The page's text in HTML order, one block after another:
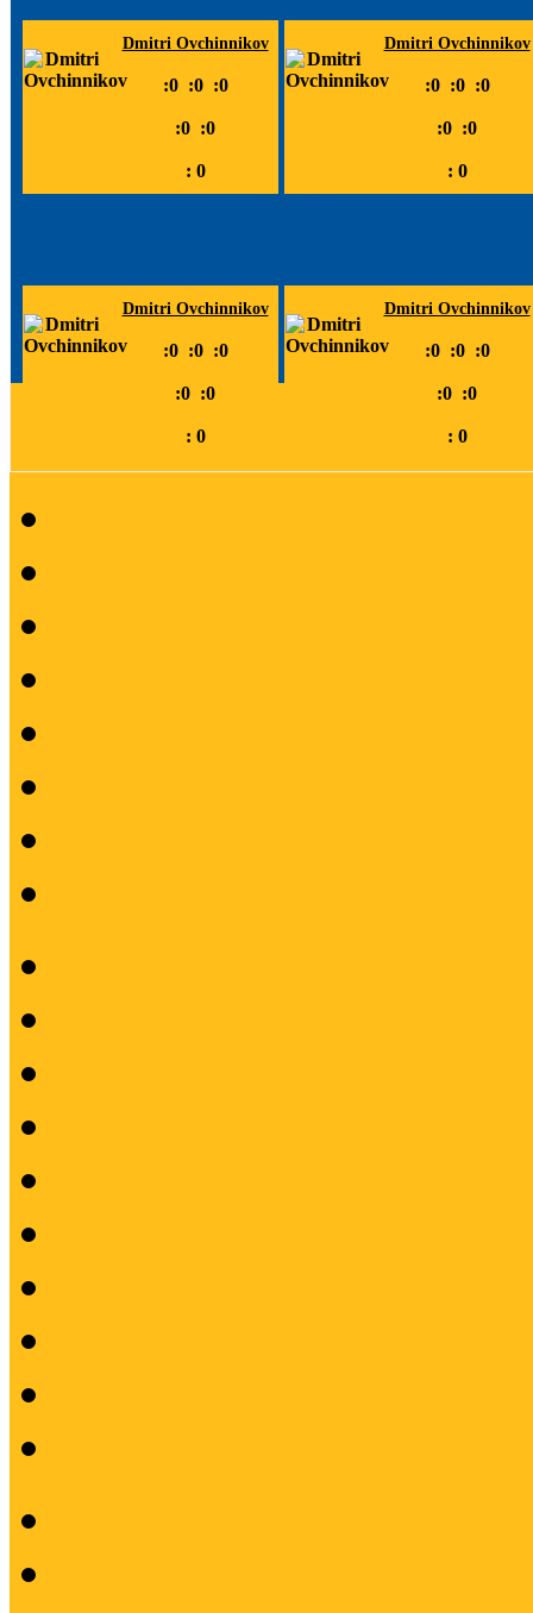
Dmitri Ovchinnikov
:0 :0 :0
:0 :0
: 0
Dmitri Ovchinnikov
:0 :0 :0
:0 :0
: 0
Dmitri Ovchinnikov
:0 :0 :0
:0 :0
: 0
Dmitri Ovchinnikov
:0 :0 :0
:0 :0
: 0